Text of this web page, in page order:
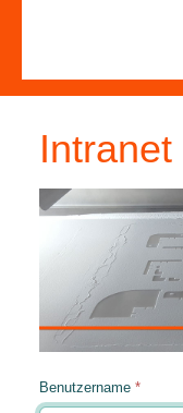
Intranet
Benutzername *